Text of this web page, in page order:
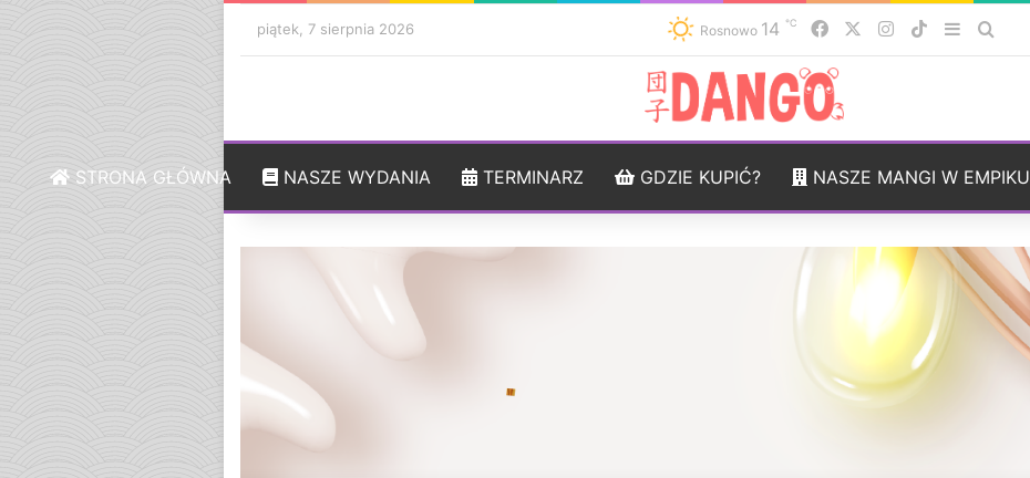
piątek, 7 sierpnia 2026 Rosnowo 14 ℃ Facebook Instagram
TikTokSidebar
STRONA GŁÓWNA NASZE WYDANIA TERMINARZ GDZIE KUPIĆ? NASZE MANGI W EMPIKU